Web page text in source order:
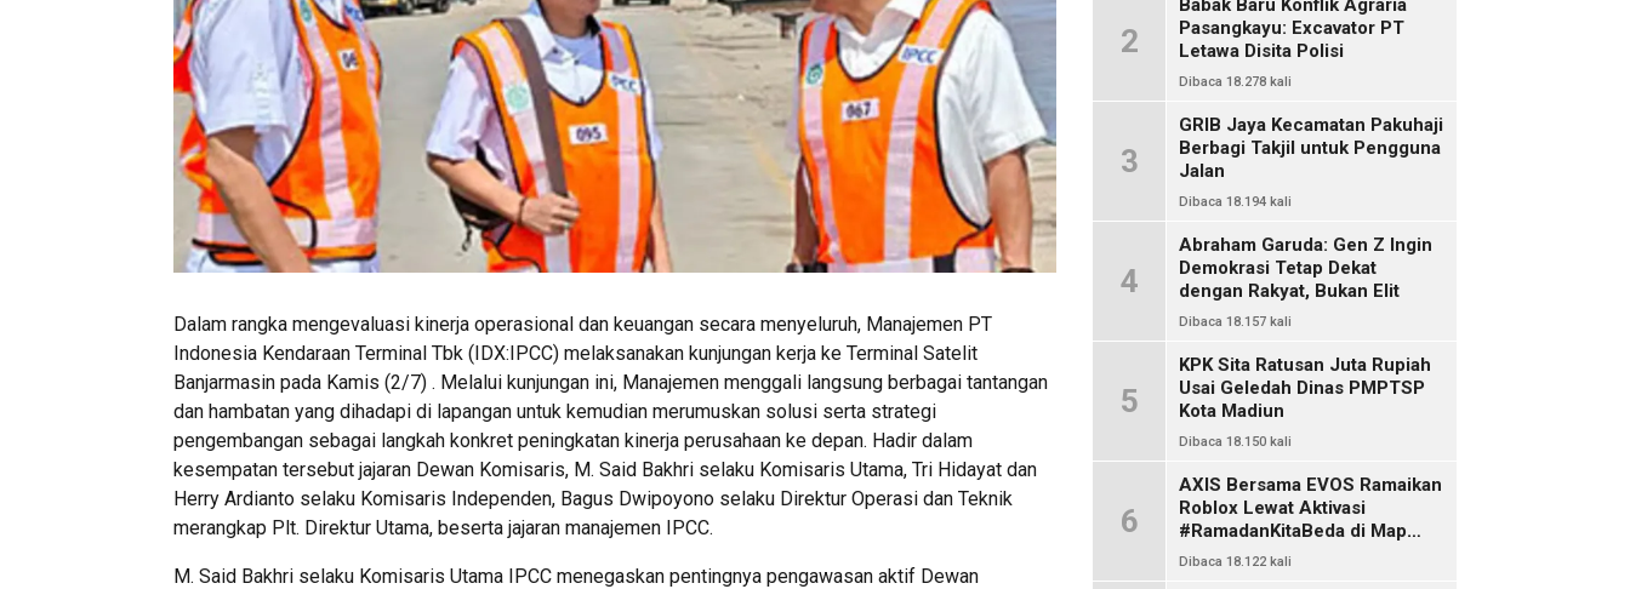
Dalam rangka mengevaluasi kinerja operasional dan keuangan secara menyeluruh, Manajemen PT
Indonesia Kendaraan Terminal Tbk (IDX:IPCC) melaksanakan kunjungan kerja ke Terminal Satelit
Banjarmasin pada Kamis (2/7) . Melalui kunjungan ini, Manajemen menggali langsung berbagai tantangan
dan hambatan yang dihadapi di lapangan untuk kemudian merumuskan solusi serta strategi
pengembangan sebagai langkah konkret peningkatan kinerja perusahaan ke depan. Hadir dalam
kesempatan tersebut jajaran Dewan Komisaris, M. Said Bakhri selaku Komisaris Utama, Tri Hidayat dan
Herry Ardianto selaku Komisaris Independen, Bagus Dwipoyono selaku Direktur Operasi dan Teknik
merangkap Plt. Direktur Utama, beserta jajaran manajemen IPCC.
M. Said Bakhri selaku Komisaris Utama IPCC menegaskan pentingnya pengawasan aktif Dewan
2
Babak Baru Konflik Agraria
Pasangkayu: Excavator PT
Letawa Disita Polisi
Dibaca 18.278 kali
3
GRIB Jaya Kecamatan Pakuhaji
Berbagi Takjil untuk Pengguna
Jalan
Dibaca 18.194 kali
4
Abraham Garuda: Gen Z Ingin
Demokrasi Tetap Dekat
dengan Rakyat, Bukan Elit
Dibaca 18.157 kali
5
KPK Sita Ratusan Juta Rupiah
Usai Geledah Dinas PMPTSP
Kota Madiun
Dibaca 18.150 kali
6
AXIS Bersama EVOS Ramaikan
Roblox Lewat Aktivasi
#RamadanKitaBeda di Map
Indo Chat
Dibaca 18.122 kali